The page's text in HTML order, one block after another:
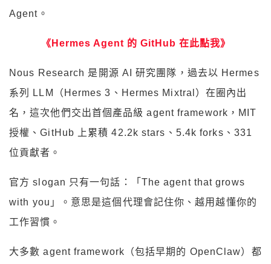
Agent。
《Hermes Agent 的 GitHub 在此點我》
Nous Research 是開源 AI 研究團隊，過去以 Hermes
系列 LLM（Hermes 3、Hermes Mixtral）在圈內出
名，這次他們交出首個產品級 agent framework，MIT
授權、GitHub 上累積 42.2k stars、5.4k forks、331
位貢獻者。
官方 slogan 只有一句話：「The agent that grows
with you」。意思是這個代理會記住你、越用越懂你的
工作習慣。
大多數 agent framework（包括早期的 OpenClaw）都